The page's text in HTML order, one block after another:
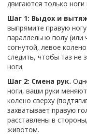
двигаются только ноги
Шаг 1: Выдох и
выпрямите правую
параллельно полу (или
согнутой, левое
следить, чтобы таз не
ноги.
Шаг 2: Смена рук.
ноги, ваши руки
колено сверху
захватывает правую
расставлены в
животом.